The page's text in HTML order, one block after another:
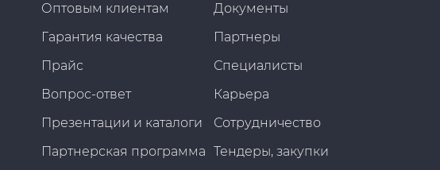
Оптовым клиентам
Гарантия качества
Прайс
Вопрос-ответ
Презентации и каталоги
Партнерская программа
Документы
Партнеры
Специалисты
Карьера
Сотрудничество
Тендеры, закупки